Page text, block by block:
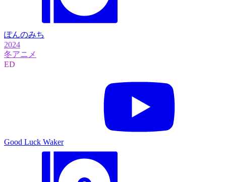
ぽんのみち
2024
冬アニメ
ED
Good Luck Waker